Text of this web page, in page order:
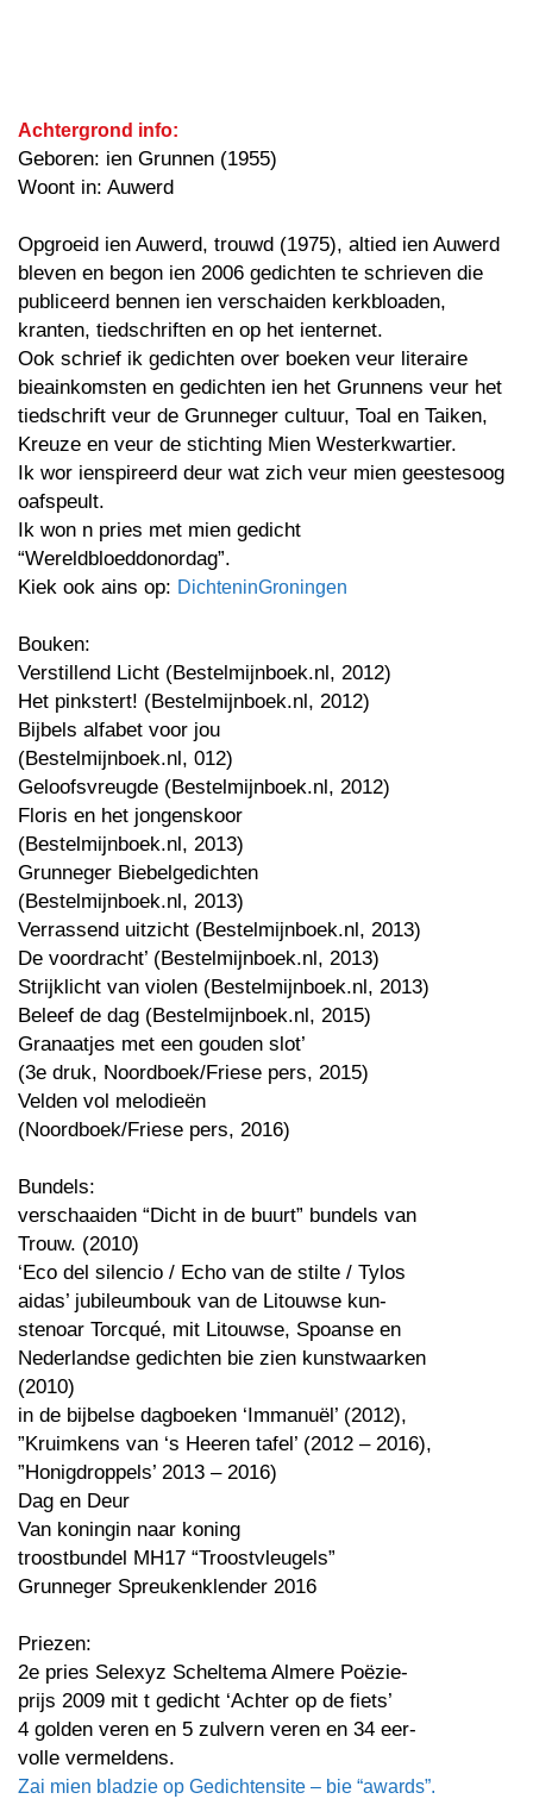
Achtergrond info:
Geboren: ien Grunnen (1955)
Woont in: Auwerd
Opgroeid ien Auwerd, trouwd (1975), altied ien Auwerd
bleven en begon ien 2006 gedichten te schrieven die
publiceerd bennen ien verschaiden kerkbloaden,
kranten, tiedschriften en op het ienternet.
Ook schrief ik gedichten over boeken veur literaire
bieainkomsten en gedichten ien het Grunnens veur het
tiedschrift veur de Grunneger cultuur, Toal en Taiken,
Kreuze en veur de stichting Mien Westerkwartier.
Ik wor ienspireerd deur wat zich veur mien geestesoog
oafspeult.
Ik won n pries met mien gedicht
“Wereldbloeddonordag”.
Kiek ook ains op: DichteninGroningen
Bouken:
Verstillend Licht (Bestelmijnboek.nl, 2012)
Het pinkstert! (Bestelmijnboek.nl, 2012)
Bijbels alfabet voor jou
(Bestelmijnboek.nl, 012)
Geloofsvreugde (Bestelmijnboek.nl, 2012)
Floris en het jongenskoor
(Bestelmijnboek.nl, 2013)
Grunneger Biebelgedichten
(Bestelmijnboek.nl, 2013)
Verrassend uitzicht (Bestelmijnboek.nl, 2013)
De voordracht’ (Bestelmijnboek.nl, 2013)
Strijklicht van violen (Bestelmijnboek.nl, 2013)
Beleef de dag (Bestelmijnboek.nl, 2015)
Granaatjes met een gouden slot’
(3e druk, Noordboek/Friese pers, 2015)
Velden vol melodieën
(Noordboek/Friese pers, 2016)
Bundels:
verschaaiden “Dicht in de buurt” bundels van
Trouw. (2010)
‘Eco del silencio / Echo van de stilte / Tylos
aidas’ jubileumbouk van de Litouwse kun-
stenoar Torcqué, mit Litouwse, Spoanse en
Nederlandse gedichten bie zien kunstwaarken
(2010)
in de bijbelse dagboeken ‘Immanuël’ (2012),
”Kruimkens van ‘s Heeren tafel’ (2012 – 2016),
”Honigdroppels’ 2013 – 2016)
Dag en Deur
Van koningin naar koning
troostbundel MH17 “Troostvleugels”
Grunneger Spreukenklender 2016
Priezen:
2e pries Selexyz Scheltema Almere Poëzie-
prijs 2009 mit t gedicht ‘Achter op de fiets’
4 golden veren en 5 zulvern veren en 34 eer-
volle vermeldens.
Zai mien bladzie op Gedichtensite – bie “awards”.